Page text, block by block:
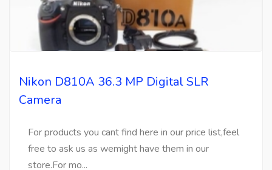
Nikon D810A 36.3 MP Digital SLR
Camera
For products you cant find here in our price list,feel
free to ask us as wemight have them in our
store.For mo...